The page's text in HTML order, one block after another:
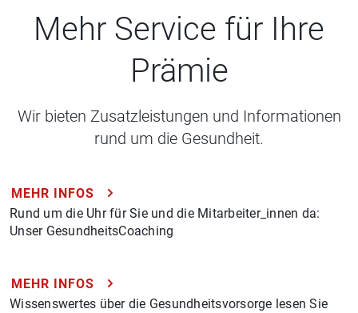
Mehr Service für Ihre
Prämie
Wir bieten Zusatzleistungen und Informationen
rund um die Gesundheit.
MEHR INFOS
Rund um die Uhr für Sie und die Mitarbeiter_innen da:
Unser GesundheitsCoaching
MEHR INFOS
Wissenswertes über die Gesundheitsvorsorge lesen Sie